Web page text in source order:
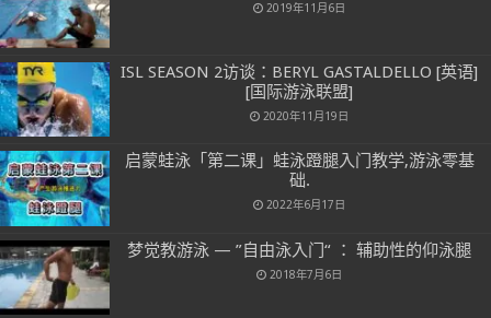
2019年11月6日
ISL SEASON 2访谈：BERYL GASTALDELLO [英语]
[国际游泳联盟]
2020年11月19日
启蒙蛙泳「第二课」蛙泳蹬腿入门教学,游泳零基
础.
2022年6月17日
梦觉教游泳 — ”自由泳入门“ ： 辅助性的仰泳腿
2018年7月6日